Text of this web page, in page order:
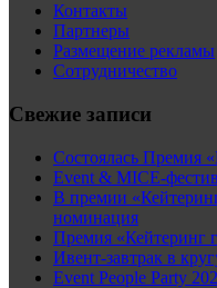
Контакты
Партнеры
Размещение рекламы
Сотрудничество
Свежие записи
Состоялась Премия
Event & MICE-
В премии
номинация
Премия «Кейтеринг
Ивент-завтрак в
Event People Party